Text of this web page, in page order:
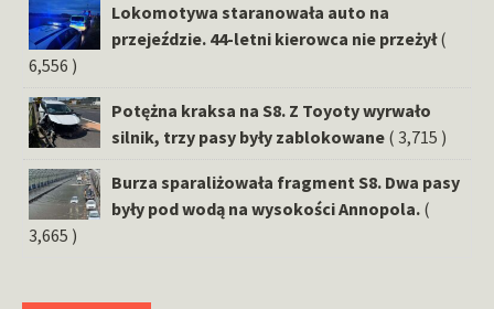
Lokomotywa staranowała auto na
przejeździe. 44-letni kierowca nie przeżył (
6,556 )
Potężna kraksa na S8. Z Toyoty wyrwało
silnik, trzy pasy były zablokowane ( 3,715 )
Burza sparaliżowała fragment S8. Dwa pasy
były pod wodą na wysokości Annopola. (
3,665 )